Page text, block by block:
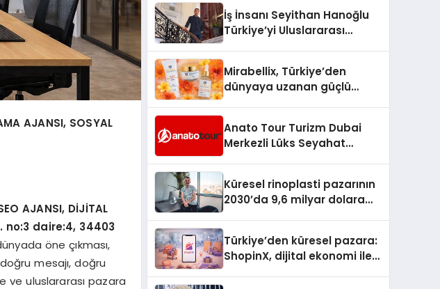
AJANSI, SOSYAL
AJANSI, DİJİTAL
no:3 daire:4, 34403
öne çıkması,
mesajı, doğru
ve uluslararası pazara
İş İnsanı Seyithan Hanoğlu
Türkiye’yi Uluslararası
Mirabellix, Türkiye’den
dünyaya uzanan güçlü
Anato Tour Turizm Dubai
Merkezli Lüks Seyahat
Küresel rinoplasti pazarının
2030’da 9,6 milyar dolara
Türkiye’den küresel pazara:
ShopinX, dijital ekonomi ile